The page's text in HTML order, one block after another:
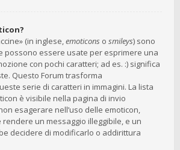
(in inglese,emoticons o smileys) sono
possono essere usate per esprimere una
con pochi caratteri; ad es. :) significa
Questo Forum trasforma
serie di caratteri in immagini. La lista
è visibile nella pagina di invio
esagerare nell’uso delle emoticon,
un messaggio illeggibile, e un
decidere di modificarlo o addirittura